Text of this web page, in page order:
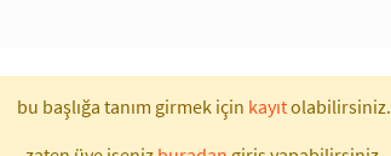
bu başlığa tanım girmek için kayıtolabilirsiniz.